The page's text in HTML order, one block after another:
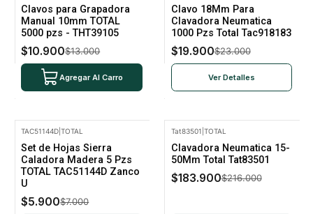
Clavos para Grapadora
Manual 10mm TOTAL
5000 pzs - THT39105
$10.900$13.000
Agregar Al Carro
No disponible
Clavo 18Mm Para
Clavadora Neumatica
1000 Pzs Total Tac918183
$19.900$23.000
Ver Detalles
TAC51144D |TOTAL
Set de Hojas Sierra
Caladora Madera 5 Pzs
TOTAL TAC51144D Zanco
U
$5.900$7.000
Tat83501 TOTAL
Clavadora Neumatica 15-
50Mm Total Tat83501
$183.900$216.000